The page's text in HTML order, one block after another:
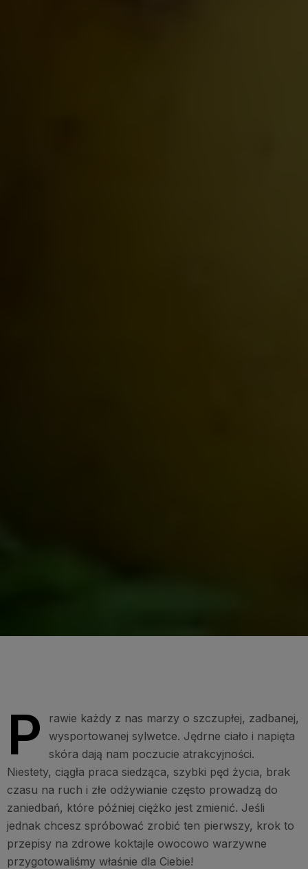
P
rawie każdy z nas marzy o szczupłej, zadbanej,
wysportowanej sylwetce. Jędrne ciało i napięta
skóra dają nam poczucie atrakcyjności.
Niestety, ciągła praca siedząca, szybki pęd życia, brak
czasu na ruch i złe odżywianie często prowadzą do
zaniedbań, które później ciężko jest zmienić. Jeśli
jednak chcesz spróbować zrobić ten pierwszy, krok to
przepisy na zdrowe koktajle owocowo warzywne
przygotowaliśmy właśnie dla Ciebie!